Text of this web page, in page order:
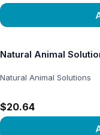
Natural Animal
Natural Animal Solutions
$20.64